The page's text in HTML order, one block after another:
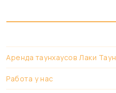
Аренда таунхаусов Лаки Таун
Работа у нас